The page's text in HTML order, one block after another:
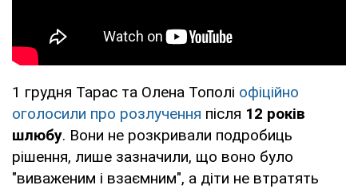
1 грудня Тарас та Олена Тополі офіційно
оголосили про розлучення після 12 років
шлюбу. Вони не розкривали подробиць
рішення, лише зазначили, що воно було
"виваженим і взаємним", а діти не втратять